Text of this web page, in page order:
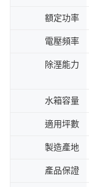
額定功率
電壓頻率
除溼能力
水箱容量
適用坪數
製造產地
產品保證